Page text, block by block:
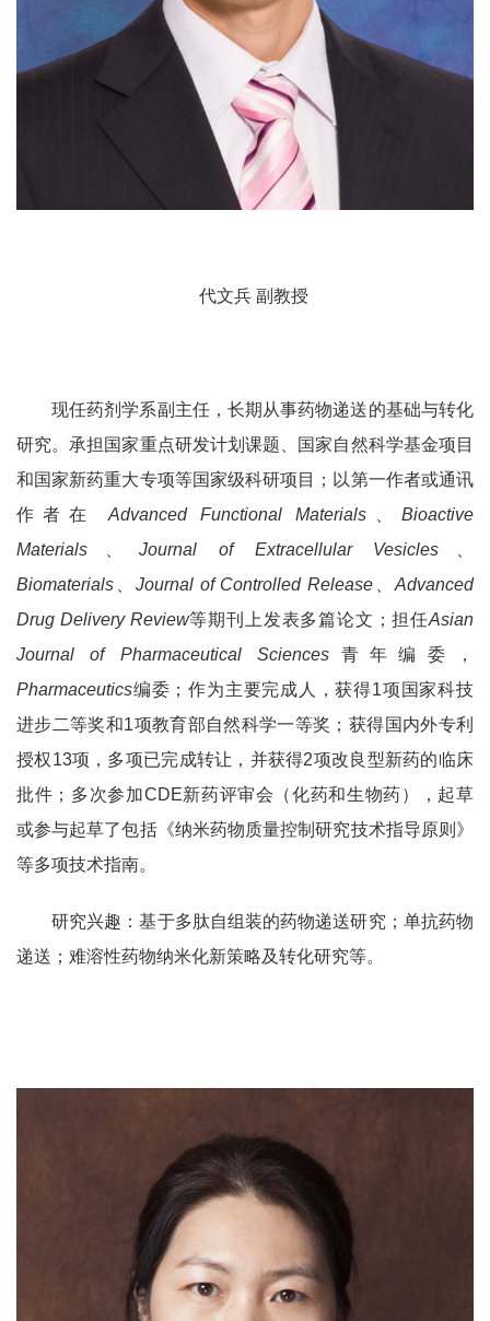
代文兵 副教授
现任药剂学系副主任，长期从事药物递送的基础与转化
研究。承担国家重点研发计划课题、国家自然科学基金项目
和国家新药重大专项等国家级科研项目；以第一作者或通讯
作者在
Advanced Functional Materials
Bioactive
Materials 、Journal of Extracellular Vesicles
Biomaterials
Journal of Controlled Release 、Advanced
Drug Delivery Review等期刊上发表多篇论文；担任Asian
Journal of Pharmaceutical Sciences 青年编委，
Pharmaceutics编委；作为主要完成人，获得1项国家科技
进步二等奖和1项教育部自然科学一等奖；获得国内外专利
授权13项，多项已完成转让，并获得2项改良型新药的临床
批件；多次参加CDE新药评审会（化药和生物药），起草
或参与起草了包括《纳米药物质量控制研究技术指导原则》
等多项技术指南。
研究兴趣：基于多肽自组装的药物递送研究；单抗药物
递送；难溶性药物纳米化新策略及转化研究等。